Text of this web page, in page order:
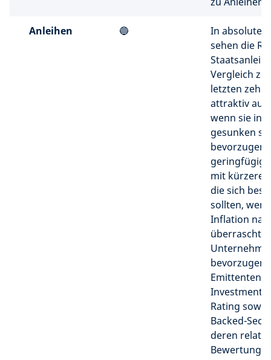
Anleihen 🔵
In absoluten
sehen die
Vergleich zu
letzten zehn
attraktiv
wenn sie in
gesunken
bevorzugen
geringfügig
mit kürzerer
die sich
sollten,
Inflation
überrascht.
bevorzugen
Emittenten
Investment-
Rating
Backed-
deren